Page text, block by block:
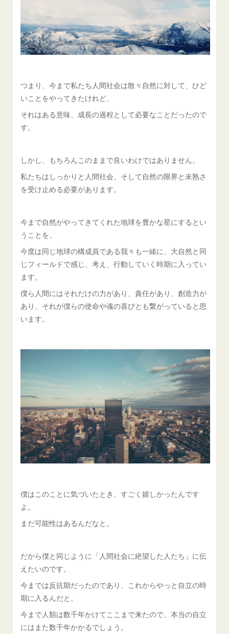
つまり、今まで私たち人間社会は散々自然に対して、ひど
いことをやってきたけれど、
それはある意味、成長の過程として必要なことだったので
す。
しかし、もちろんこのままで良いわけではありません。
私たちはしっかりと人間社会、そして自然の限界と未熟さ
を受け止める必要があります。
今まで自然がやってきてくれた地球を豊かな星にするとい
うことを、
今度は同じ地球の構成員である我々も一緒に、大自然と同
じフィールドで感じ、考え、行動していく時期に入ってい
ます。
僕ら人間にはそれだけの力があり、責任があり、創造力が
あり、それが僕らの使命や魂の喜びとも繋がっていると思
います。
僕はこのことに気づいたとき、すごく嬉しかったんです
よ。
まだ可能性はあるんだなと。
だから僕と同じように「人間社会に絶望した人たち」に伝
えたいのです。
今までは反抗期だったのであり、これからやっと自立の時
期に入るんだと。
今まで人類は数千年かけてここまで来たので、本当の自立
にはまた数千年かかるでしょう。